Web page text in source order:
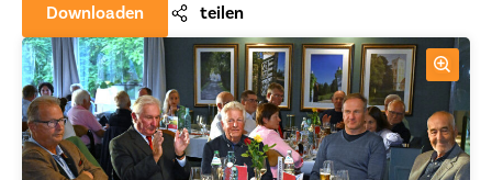
Downloaden teilen